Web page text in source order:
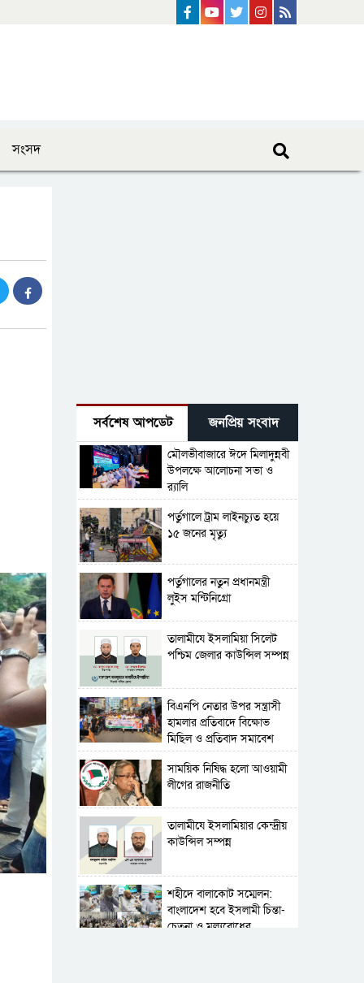
instagram
Twitter
Youtube
Facebook
সংসদ
সর্বশেষ আপডেট জনপ্রিয় সংবাদ
মৌলভীবাজারে ঈদে মিলাদুন্নবী
উপলক্ষে আলোচনা সভা ও
র‍্যালি
পর্তুগালে ট্রাম লাইনচ্যুত হয়ে
১৫ জনের মৃত্যু
পর্তুগালের নতুন প্রধানমন্ত্রী
লুইস মন্টিনিগ্রো
‎তালামীযে ইসলামিয়া সিলেট
পশ্চিম জেলার কাউন্সিল সম্পন্ন
বিএনপি নেতার উপর সন্ত্রাসী
হামলার প্রতিবাদে বিক্ষোভ
মিছিল ও প্রতিবাদ সমাবেশ
সাময়িক নিষিদ্ধ হলো আওয়ামী
লীগের রাজনীতি
‎তালামীযে ইসলামিয়ার কেন্দ্রীয়
কাউন্সিল সম্পন্ন
শহীদে বালাকোট সম্মেলন:
বাংলাদেশ হবে ইসলামী চিন্তা-
চেতনা ও মূল্যবোধের